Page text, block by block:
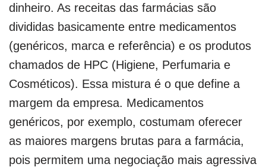
dinheiro. As receitas das farmácias são
divididas basicamente entre medicamentos
(genéricos, marca e referência) e os produtos
chamados de HPC (Higiene, Perfumaria e
Cosméticos). Essa mistura é o que define a
margem da empresa. Medicamentos
genéricos, por exemplo, costumam oferecer
as maiores margens brutas para a farmácia,
pois permitem uma negociação mais agressiva